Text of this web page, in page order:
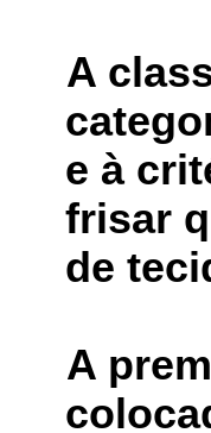
A
e à
frisar
de
A